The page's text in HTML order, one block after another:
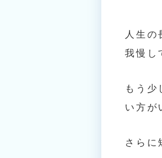
人生
我慢し
もう
い方が
さらに